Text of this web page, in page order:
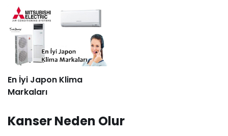
En İyi Japon Klima
Markaları
Kanser Neden Olur